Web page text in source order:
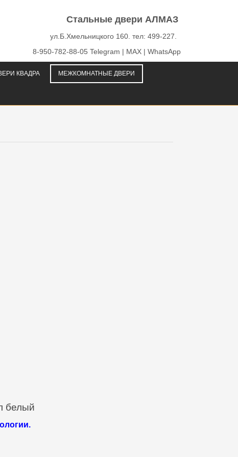
Стальные двери АЛМАЗ
ул.Б.Хмельницкого 160. тел: 499-227.
8-950-782-88-05 Telegram | MAX | WhatsApp
КВАДРА МЕЖКОМНАТНЫЕ ДВЕРИ
белый